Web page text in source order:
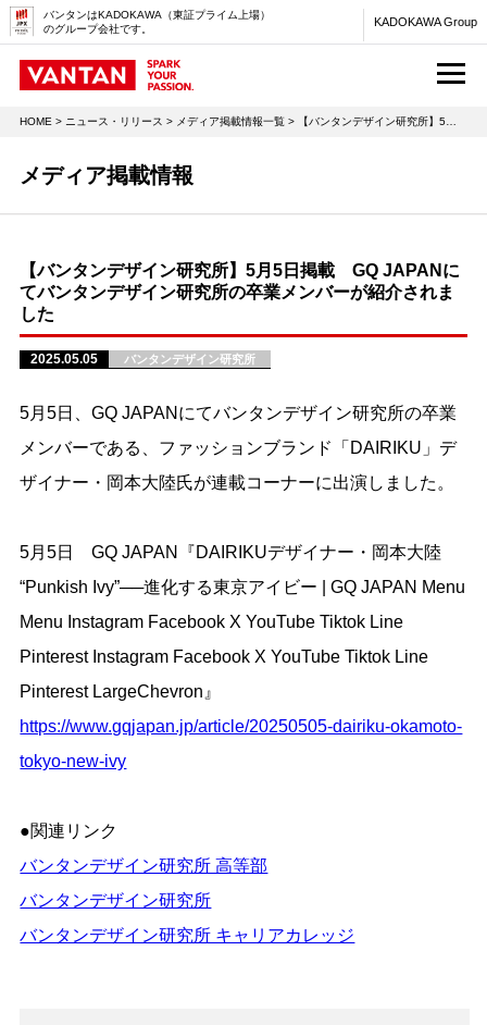
バンタンはKADOKAWA（東証プライム上場）
のグループ会社です。
KADOKAWA Group
HOME > ニュース・リリース > メディア掲載情報一覧 > 【バンタンデザイン研究所】5月5日掲載 GQ JAPANにてバンタンデザイン研究所の卒業メンバーが紹介されました
メディア掲載情報
【バンタンデザイン研究所】5月5日掲載 GQ JAPANに
てバンタンデザイン研究所の卒業メンバーが紹介されま
した
2025.05.05 バンタンデザイン研究所
5月5日、GQ JAPANにてバンタンデザイン研究所の卒業
メンバーである、ファッションブランド「DAIRIKU」デ
ザイナー・岡本大陸氏が連載コーナーに出演しました。
5月5日 GQ JAPAN『DAIRIKUデザイナー・岡本大陸
“Punkish Ivy”──進化する東京アイビー | GQ JAPAN Menu
Menu Instagram Facebook X YouTube Tiktok Line
Pinterest Instagram Facebook X YouTube Tiktok Line
Pinterest LargeChevron』
https://www.gqjapan.jp/article/20250505-dairiku-okamoto-
tokyo-new-ivy
●関連リンク
バンタンデザイン研究所 高等部
バンタンデザイン研究所
バンタンデザイン研究所 キャリアカレッジ